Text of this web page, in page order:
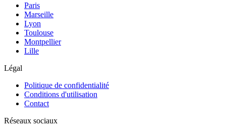
Paris
Marseille
Lyon
Toulouse
Montpellier
Lille
Légal
Politique de confidentialité
Conditions d'utilisation
Contact
Réseaux sociaux